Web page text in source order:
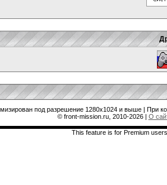
под разрешение 1280x1024 и выше | При
© front-mission.ru, 2010-2026| О
This feature is for Premium